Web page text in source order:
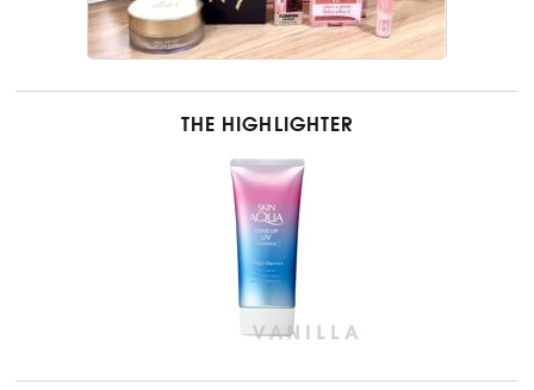
THE HIGHLIGHTER